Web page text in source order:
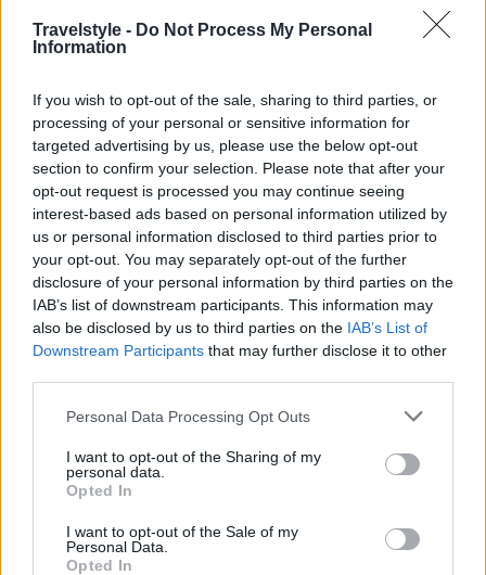
Travelstyle - Do Not Process My Personal
Information
If you wish to opt-out of the sale, sharing to third parties, or
processing of your personal or sensitive information for
targeted advertising by us, please use the below opt-out
section to confirm your selection. Please note that after your
opt-out request is processed you may continue seeing
interest-based ads based on personal information utilized by
us or personal information disclosed to third parties prior to
your opt-out. You may separately opt-out of the further
disclosure of your personal information by third parties on the
IAB’s list of downstream participants. This information may
also be disclosed by us to third parties on the IAB’s List of
Downstream Participants that may further disclose it to other
Please note that this website/app uses one or more Google
not limited to your visit or usage behaviour. You may click to
grant or deny consent to Google and its third-party tags to
use your data for below specified purposes in below Google
consent section.
Personal Data Processing Opt Outs
I want to opt-out of the Sharing of my
personal data.
Opted In
I want to opt-out of the Sale of my
Personal Data.
Opted In
Ελεγχόμενης Πρόσβασης»
2) Μετά την ολοκλήρωση των έργων περίφραξης –
­προστασίας, παράλληλα και κατά μήκος του ορίου